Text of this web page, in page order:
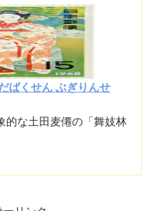
ばくせん ぶぎりんせ
的な土田麦僊の「舞妓林